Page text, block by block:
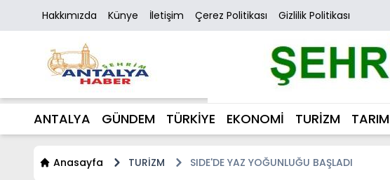
Hakkımızda Künye İletişim Çerez Politikası Gizlilik Politikası
ANTALYA GÜNDEM TÜRKİYE EKONOMİ TURİZM TARIM
Anasayfa TURİZM SIDE'DE YAZ YOĞUNLUĞU BAŞLADI